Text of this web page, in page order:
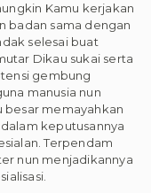
Kamu kerjakan
badan sama dengan
selesai buat
Dikau sukai serta
gembung
manusia nun
besar memayahkan
keputusannya
Terpendam
nun menjadikannya